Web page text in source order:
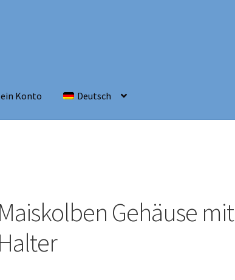
Konto Deutsch
Maiskolben Gehäuse mit
Halter